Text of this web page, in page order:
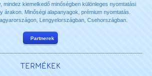
mindez kiemelkedő minőségben különleges nyomtatási
árakon. Minőségi alapanyagok, prémium nyomtatás.
Lengyelországban, Csehországban.
Partnerek
TERMÉKEK